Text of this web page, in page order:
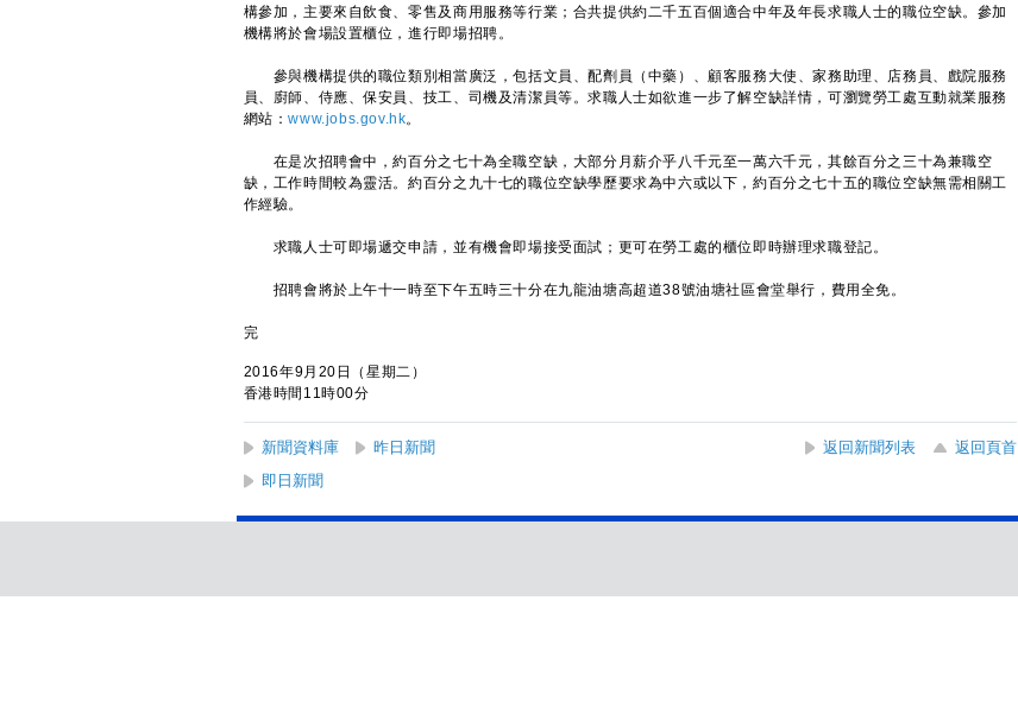
構參加，主要來自飲食、零售及商用服務等行業；合共提供約二千五百個適合中年及年長求職人士的職位空缺。參加
機構將於會場設置櫃位，進行即場招聘。
參與機構提供的職位類別相當廣泛，包括文員、配劑員（中藥）、顧客服務大使、家務助理、店務員、戲院服務
員、廚師、侍應、保安員、技工、司機及清潔員等。求職人士如欲進一步了解空缺詳情，可瀏覽勞工處互動就業服務
網站：www.jobs.gov.hk。
在是次招聘會中，約百分之七十為全職空缺，大部分月薪介乎八千元至一萬六千元，其餘百分之三十為兼職空
缺，工作時間較為靈活。約百分之九十七的職位空缺學歷要求為中六或以下，約百分之七十五的職位空缺無需相關工
作經驗。
求職人士可即場遞交申請，並有機會即場接受面試；更可在勞工處的櫃位即時辦理求職登記。
招聘會將於上午十一時至下午五時三十分在九龍油塘高超道38號油塘社區會堂舉行，費用全免。
完
2016年9月20日（星期二）
香港時間11時00分
新聞資料庫 昨日新聞 返回新聞列表
返回頁首
即日新聞